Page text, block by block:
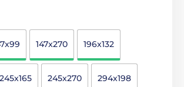
147x270 196x132
245x165 245x270 294x198